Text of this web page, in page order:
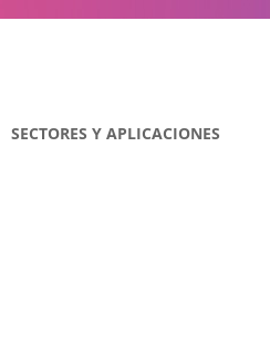
SECTORES Y APLICACIONES